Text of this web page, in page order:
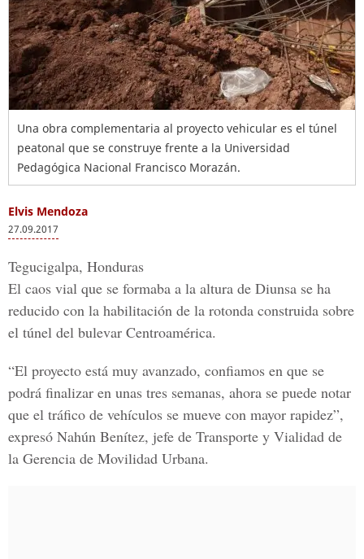
Una obra complementaria al proyecto vehicular es el túnel
peatonal que se construye frente a la Universidad
Pedagógica Nacional Francisco Morazán.
Elvis Mendoza
27.09.2017
Tegucigalpa, Honduras
El caos vial que se formaba a la altura de Diunsa se ha
reducido con la habilitación de la rotonda construida sobre
el túnel del bulevar Centroamérica.
“El proyecto está muy avanzado, confiamos en que se
podrá finalizar en unas tres semanas, ahora se puede notar
que el tráfico de vehículos se mueve con mayor rapidez”,
expresó Nahún Benítez, jefe de Transporte y Vialidad de
la Gerencia de Movilidad Urbana.